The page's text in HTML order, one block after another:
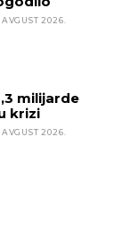
AVGUST 2026.
milijarde
krizi
AVGUST 2026.